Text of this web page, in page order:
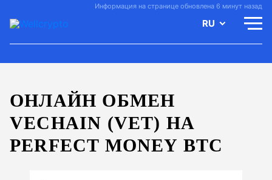
Информация на странице обновлена 6 минут назад
RU
ОНЛАЙН ОБМЕН
VECHAIN (VET) НА
PERFECT MONEY BTC